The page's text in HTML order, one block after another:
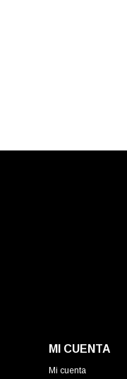
MI CUENTA
Mi cuenta